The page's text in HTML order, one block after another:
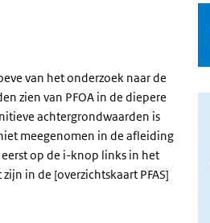
van het onderzoek naar de
zien van PFOA in de diepere
achtergrondwaarden is
meegenomen in de afleiding
op de i-knop links in het
in de [overzichtskaart PFAS]